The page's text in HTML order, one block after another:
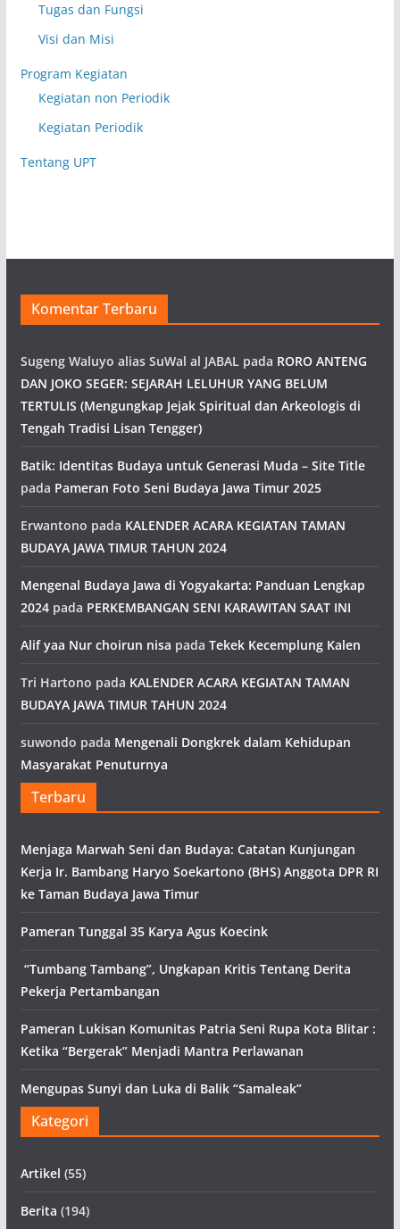
Tugas dan Fungsi
Visi dan Misi
Program Kegiatan
Kegiatan non Periodik
Kegiatan Periodik
Tentang UPT
Komentar Terbaru
Sugeng Waluyo alias SuWal al JABAL pada RORO ANTENG
DAN JOKO SEGER: SEJARAH LELUHUR YANG BELUM
TERTULIS (Mengungkap Jejak Spiritual dan Arkeologis di
Tengah Tradisi Lisan Tengger)
Batik: Identitas Budaya untuk Generasi Muda – Site Title
pada Pameran Foto Seni Budaya Jawa Timur 2025
Erwantono pada KALENDER ACARA KEGIATAN TAMAN
BUDAYA JAWA TIMUR TAHUN 2024
Mengenal Budaya Jawa di Yogyakarta: Panduan Lengkap
2024pada PERKEMBANGAN SENI KARAWITAN SAAT INI
Alif yaa Nur choirun nisa pada Tekek Kecemplung Kalen
Tri Hartono pada KALENDER ACARA KEGIATAN TAMAN
BUDAYA JAWA TIMUR TAHUN 2024
suwondo pada Mengenali Dongkrek dalam Kehidupan
Masyarakat Penuturnya
Terbaru
Menjaga Marwah Seni dan Budaya: Catatan Kunjungan
Kerja Ir. Bambang Haryo Soekartono (BHS) Anggota DPR RI
ke Taman Budaya Jawa Timur
Pameran Tunggal 35 Karya Agus Koecink
“Tumbang Tambang”, Ungkapan Kritis Tentang Derita
Pekerja Pertambangan
Pameran Lukisan Komunitas Patria Seni Rupa Kota Blitar :
Ketika “Bergerak” Menjadi Mantra Perlawanan
Mengupas Sunyi dan Luka di Balik “Samaleak”
Kategori
Artikel (55)
Berita (194)